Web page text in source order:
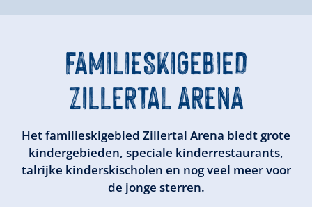
FAMILIESKIGEBIED
ZILLERTAL ARENA
Het familieskigebied Zillertal Arena biedt grote
kindergebieden, speciale kinderrestaurants,
talrijke kinderskischolen en nog veel meer voor
de jonge sterren.